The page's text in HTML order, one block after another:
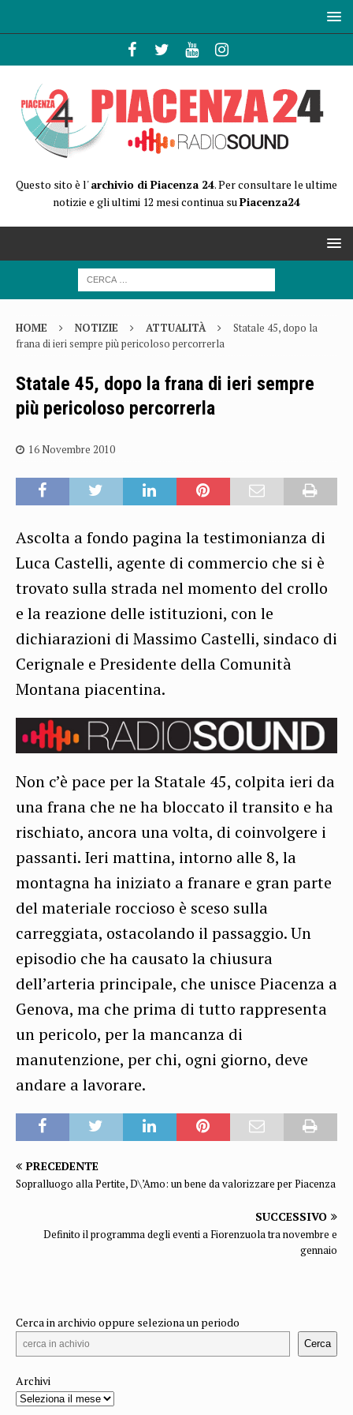
Questo sito è l'archivio di Piacenza 24. Per consultare le ultime
notizie e gli ultimi 12 mesi continua suPiacenza24
HOME NOTIZIE ATTUALITÀ
Statale 45, dopo la
frana di ieri sempre più pericoloso percorrerla
Statale 45, dopo la frana di ieri sempre
più pericoloso percorrerla
16 Novembre 2010
Ascolta a fondo pagina la testimonianza di
Luca Castelli, agente di commercio che si è
trovato sulla strada nel momento del crollo
e la reazione delle istituzioni, con le
dichiarazioni di Massimo Castelli, sindaco di
Cerignale e Presidente della Comunità
Montana piacentina.
Non c’è pace per la Statale 45, colpita ieri da
una frana che ne ha bloccato il transito e ha
rischiato, ancora una volta, di coinvolgere i
passanti. Ieri mattina, intorno alle 8, la
montagna ha iniziato a franare e gran parte
del materiale roccioso è sceso sulla
carreggiata, ostacolando il passaggio. Un
episodio che ha causato la chiusura
dell’arteria principale, che unisce Piacenza a
Genova, ma che prima di tutto rappresenta
un pericolo, per la mancanza di
manutenzione, per chi, ogni giorno, deve
andare a lavorare.
PRECEDENTE
Sopralluogo alla Pertite, D\’Amo: un bene da valorizzare per Piacenza
SUCCESSIVO
Definito il programma degli eventi a Fiorenzuola tra novembre e
gennaio
Cerca in archivio oppure seleziona un periodo
Cerca
Archivi